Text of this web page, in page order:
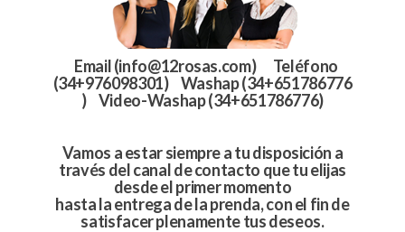
Email (info@12rosas.com) Teléfono
(34+976098301) Washap (34+651786776
) Video-Washap (34+651786776)
Vamos a estar siempre a tu disposición a
través del canal de contacto que tu elijas
desde el primer momento
hasta la entrega de la prenda, con el fin de
satisfacer plenamente tus deseos.